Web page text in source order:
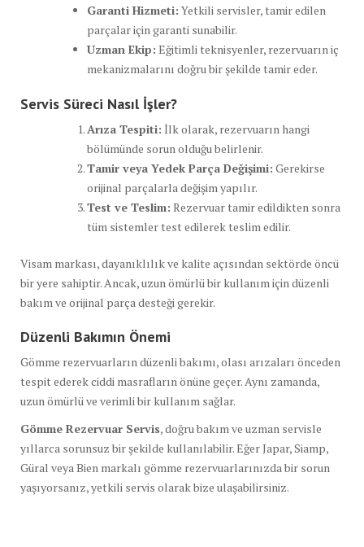
Garanti Hizmeti: Yetkili servisler, tamir edilen
parçalar için garanti sunabilir.
Uzman Ekip: Eğitimli teknisyenler, rezervuarın iç
mekanizmalarını doğru bir şekilde tamir eder.
Servis Süreci Nasıl İşler?
Arıza Tespiti: İlk olarak, rezervuarın hangi
bölümünde sorun olduğu belirlenir.
Tamir veya Yedek Parça Değişimi: Gerekirse
orijinal parçalarla değişim yapılır.
Test ve Teslim: Rezervuar tamir edildikten sonra
tüm sistemler test edilerek teslim edilir.
Visam markası, dayanıklılık ve kalite açısından sektörde öncü
bir yere sahiptir. Ancak, uzun ömürlü bir kullanım için düzenli
bakım ve orijinal parça desteği gerekir.
Düzenli Bakımın Önemi
Gömme rezervuarların düzenli bakımı, olası arızaları önceden
tespit ederek ciddi masrafların önüne geçer. Aynı zamanda,
uzun ömürlü ve verimli bir kullanım sağlar.
Gömme Rezervuar Servis, doğru bakım ve uzman servisle
yıllarca sorunsuz bir şekilde kullanılabilir. Eğer Japar, Siamp,
Güral veya Bien markalı gömme rezervuarlarınızda bir sorun
yaşıyorsanız, yetkili servis olarak bize ulaşabilirsiniz.